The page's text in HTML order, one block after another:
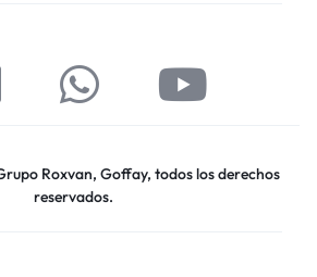
Roxvan, Goffay, todos los derechos
reservados.